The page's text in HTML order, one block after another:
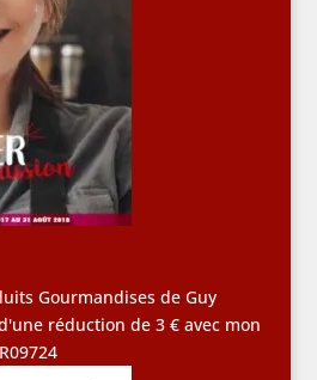
Gourmandises de Guy
réduction de 3 € avec mon